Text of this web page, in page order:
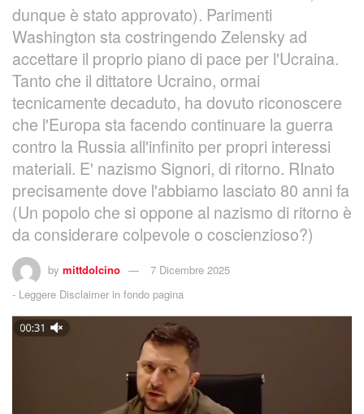
dunque è stato approvato). Parimenti
Washington sta costringendo Zelensky ad
accettare il proprio piano di pace per l'Ucraina.
Tanto che il dittatore Ucraino, ormai
tecnicamente decaduto, ha dovuto riconoscere
che l'Europa sta facendo continuare la guerra
contro la Russia all'infinito per propri interessi
materiali. E' nazismo Signori, di ritorno. RInato
precisamente dove l'abbiamo lasciato 80 anni fa
(Un popolo che si oppone al nazismo di ritorno è
da considerare colpevole o coscienzioso?)
by mittdolcino
7 Dicembre 2025
- Leggere Disclaimer in fondo pagina